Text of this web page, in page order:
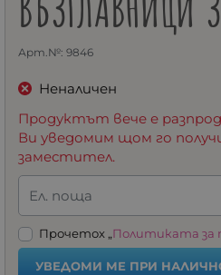
Арт.№: 9846
Неналичен
Продуктът вече е
Ви уведомим щом го
заместител.
Ел. поща
Прочетох „Политиката за
УВЕДОМИ МЕ ПРИ